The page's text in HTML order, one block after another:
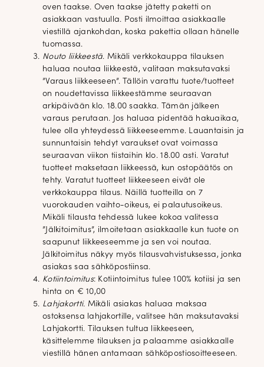
oven taakse. Oven taakse jätetty paketti on
asiakkaan vastuulla. Posti ilmoittaa asiakkaalle
viestillä ajankohdan, koska pakettia ollaan hänelle
tuomassa.
Nouto liikkeestä. Mikäli verkkokauppa tilauksen
haluaa noutaa liikkeestä, valitaan maksutavaksi
”Varaus liikkeeseen”. Tällöin varattu tuote/tuotteet
on noudettavissa liikkeestämme seuraavan
arkipäivään klo. 18.00 saakka. Tämän jälkeen
varaus perutaan. Jos haluaa pidentää hakuaikaa,
tulee olla yhteydessä liikkeeseemme. Lauantaisin ja
sunnuntaisin tehdyt varaukset ovat voimassa
seuraavan viikon tiistaihin klo. 18.00 asti. Varatut
tuotteet maksetaan liikkeessä, kun ostopäätös on
tehty. Varatut tuotteet liikkeeseen eivät ole
verkkokauppa tilaus. Näillä tuotteilla on 7
vuorokauden vaihto-oikeus, ei palautusoikeus.
Mikäli tilausta tehdessä lukee kokoa valitessa
”Jälkitoimitus”, ilmoitetaan asiakkaalle kun tuote on
saapunut liikkeeseemme ja sen voi noutaa.
Jälkitoimitus näkyy myös tilausvahvistuksessa, jonka
asiakas saa sähköpostiinsa.
Kotiintoimitus: Kotiintoimitus tulee 100% kotiisi ja sen
hinta on € 10,00
Lahjakortti. Mikäli asiakas haluaa maksaa
ostoksensa lahjakortille, valitsee hän maksutavaksi
Lahjakortti. Tilauksen tultua liikkeeseen,
käsittelemme tilauksen ja palaamme asiakkaalle
viestillä hänen antamaan sähköpostiosoitteeseen.